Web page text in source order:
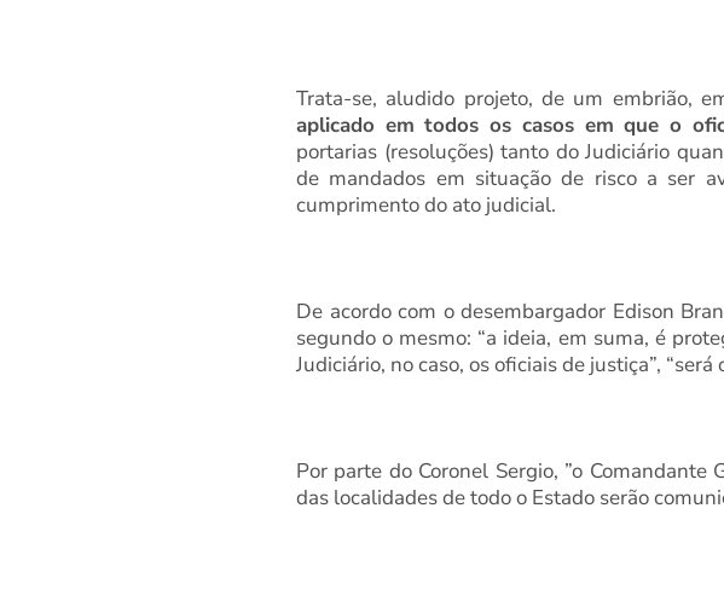
Trata-se, aludido projeto, de um embrião,
aplicado em todos os casos em que o
portarias (resoluções) tanto do Judiciário
de mandados em situação de risco a ser
cumprimento do ato judicial.
De acordo com o desembargador Edison
segundo o mesmo: “a ideia, em suma, é
Judiciário, no caso, os oficiais de justiça”,
Por parte do Coronel Sergio, ”o
das localidades de todo o Estado serão